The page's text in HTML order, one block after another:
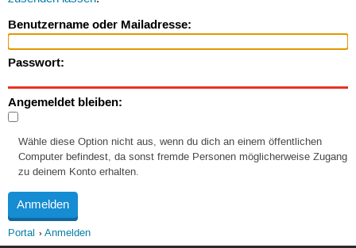
Benutzername oder Mailadresse:
Passwort:
Angemeldet bleiben:
Wähle diese Option nicht aus, wenn du dich an einem öffentlichen
Computer befindest, da sonst fremde Personen möglicherweise Zugang
zu deinem Konto erhalten.
Portal Anmelden